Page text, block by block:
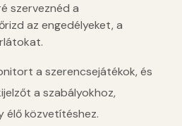
szerveznéd a
az engedélyeket, a
a szerencsejátékok, és
a szabályokhoz,
élő közvetítéshez.